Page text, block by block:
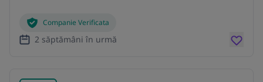
Companie Verificata
2 săptămâni în urmă